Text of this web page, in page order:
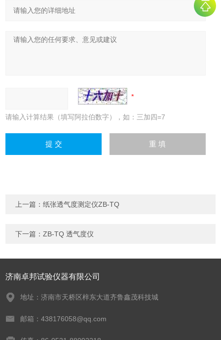
请输入计算结果（填写阿拉伯数字），如：三加四=7
上一篇：纸张透气度测定仪ZB-TQ
下一篇：ZB-TQ 透气度仪
济南卓邦试验仪器有限公司
地址：济南市天桥区梓东大道齐鲁鑫茂科技城
邮箱：438176058@qq.com